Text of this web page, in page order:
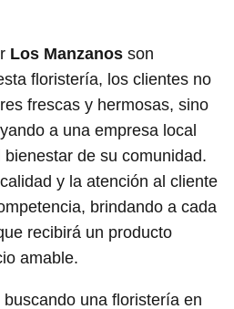
Los Manzanos son
floristería, los clientes no
frescas y hermosas, sino
a una empresa local
de su comunidad.
y la atención al cliente
brindando a cada
recibirá un producto
amable.
una floristería en